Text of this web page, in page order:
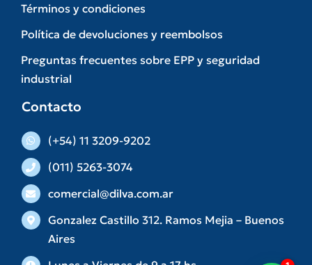
Términos y condiciones
Política de devoluciones y reembolsos
Preguntas frecuentes sobre EPP y seguridad
industrial
Contacto
(+54) 11 3209-9202
(011) 5263-3074
comercial@dilva.com.ar
Gonzalez Castillo 312. Ramos Mejia – Buenos
Aires